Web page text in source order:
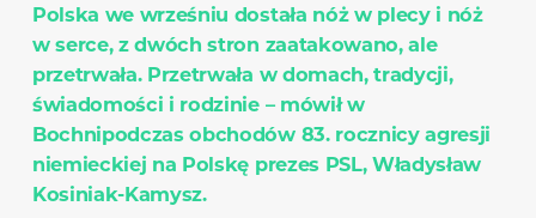
Polska we wrześniu dostała nóż w plecy i nóż
w serce, z dwóch stron zaatakowano, ale
przetrwała. Przetrwała w domach, tradycji,
świadomości i rodzinie – mówił w
Bochnipodczasobchodów 83. rocznicy agresji
niemieckiej na Polskę prezes PSL, Władysław
Kosiniak-Kamysz.